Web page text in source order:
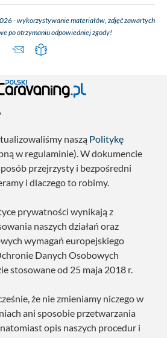
- wykorzystywanie materiałów, zdjęć zawartych
po otrzymaniu odpowiedniej zgody!
naszą Politykę
w regulaminie). W dokumencie
przejrzysty i bezpośredni
i dlaczego to robimy.
prywatności wynikają z
naszych działań oraz
wymagań europejskiego
Danych Osobowych
stosowane od 25 maja 2018 r.
że nie zmieniamy niczego w
ani sposobie przetwarzania
opis naszych procedur i